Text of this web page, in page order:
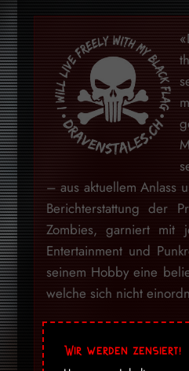
– aus aktuellem Anlass
Berichterstattung der
Zombies, garniert mit
Entertainment und
seinem Hobby eine
welche sich nicht
Mein Blog war
Nachrichten zu
Wir werden zensiert!